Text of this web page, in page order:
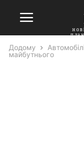
Додому Автомобілі
майбутнього